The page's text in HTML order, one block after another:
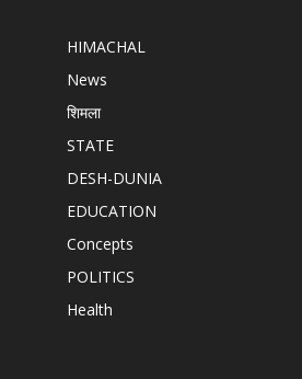
HIMACHAL
News
शिमला
STATE
DESH-DUNIA
EDUCATION
Concepts
POLITICS
Health